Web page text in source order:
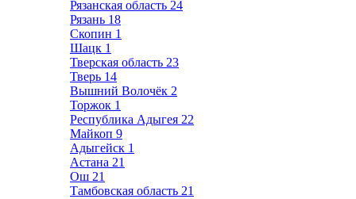
Рязанская область 24
Рязань 18
Скопин 1
Шацк 1
Тверская область 23
Тверь 14
Вышний Волочёк 2
Торжок 1
Республика Адыгея 22
Майкоп 9
Адыгейск 1
Астана 21
Ош 21
Тамбовская область 21